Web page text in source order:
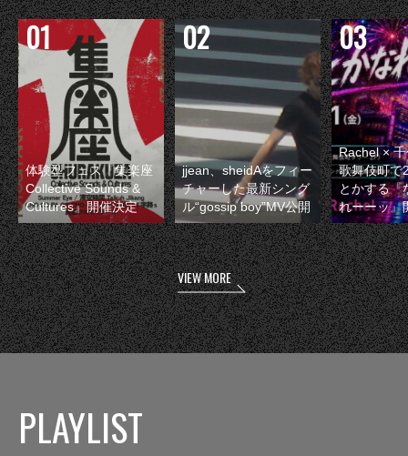
体験型フェス『集楽座
Collective Sounds &
Cultures』開催決定
jjean、sheidAをフィー
チャーした最新シング
ル“gossip boy”MV公開
Rachel ×
歌舞伎町で
とかする『
れーーッ』
VIEW MORE
PLAYLIST